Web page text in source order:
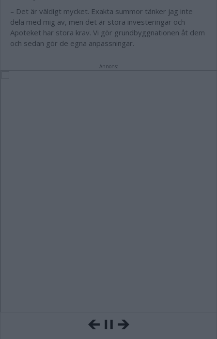
– Det är väldigt mycket. Exakta summor tänker jag inte
dela med mig av, men det är stora investeringar och
Apoteket har stora krav. Vi gör grundbyggnationen åt dem
och sedan gör de egna anpassningar.
Annons: